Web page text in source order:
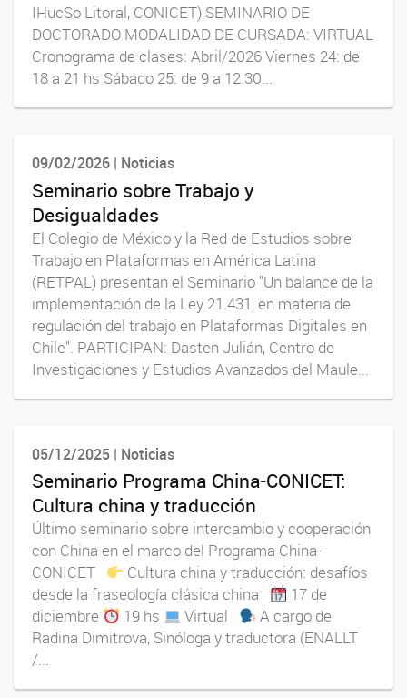
IHucSo Litoral, CONICET) SEMINARIO DE
DOCTORADO MODALIDAD DE CURSADA: VIRTUAL
Cronograma de clases: Abril/2026 Viernes 24: de
18 a 21 hs Sábado 25: de 9 a 12.30...
09/02/2026 | Noticias
Seminario sobre Trabajo y
Desigualdades
El Colegio de México y la Red de Estudios sobre
Trabajo en Plataformas en América Latina
(RETPAL) presentan el Seminario "Un balance de la
implementación de la Ley 21.431, en materia de
regulación del trabajo en Plataformas Digitales en
Chile". PARTICIPAN: Dasten Julián, Centro de
Investigaciones y Estudios Avanzados del Maule...
05/12/2025 | Noticias
Seminario Programa China-CONICET:
Cultura china y traducción
Último seminario sobre intercambio y cooperación
con China en el marco del Programa China-
CONICET
Cultura china y traducción: desafíos
desde la fraseología clásica china
17 de
diciembre
19 hs Virtual
A cargo de
Radina Dimitrova, Sinóloga y traductora (ENALLT
/...